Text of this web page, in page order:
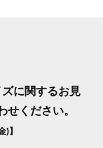
に関するお見
ください。
)】